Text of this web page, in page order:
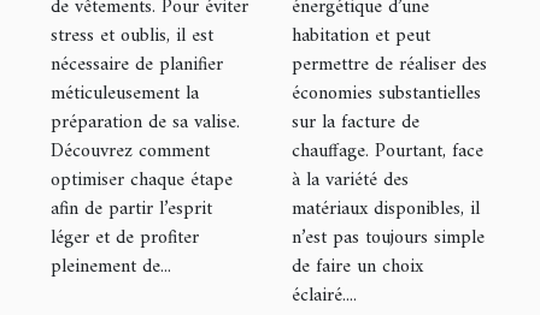
de vêtements. Pour éviter
stress et oublis, il est
nécessaire de planifier
méticuleusement la
préparation de sa valise.
Découvrez comment
optimiser chaque étape
afin de partir l’esprit
léger et de profiter
pleinement de...
énergétique d’une
habitation et peut
permettre de réaliser des
économies substantielles
sur la facture de
chauffage. Pourtant, face
à la variété des
matériaux disponibles, il
n’est pas toujours simple
de faire un choix
éclairé....